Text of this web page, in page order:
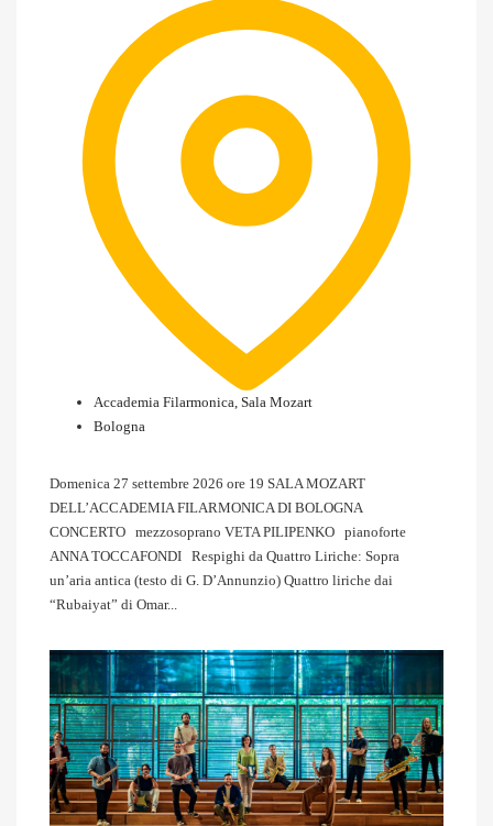
Accademia Filarmonica, Sala Mozart
Bologna
Domenica 27 settembre 2026 ore 19 SALA MOZART
DELL’ACCADEMIA FILARMONICA DI BOLOGNA
CONCERTO mezzosoprano VETA PILIPENKO pianoforte
ANNA TOCCAFONDI Respighi da Quattro Liriche: Sopra
un’aria antica (testo di G. D’Annunzio) Quattro liriche dai
“Rubaiyat” di Omar...